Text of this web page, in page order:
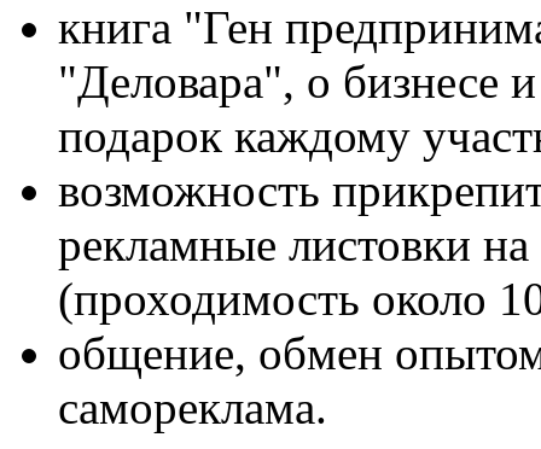
книга "Ген
"Деловара", о бизнесе
подарок каждому
возможность
рекламные листовки
(проходимость около
общение, обмен
самореклама.